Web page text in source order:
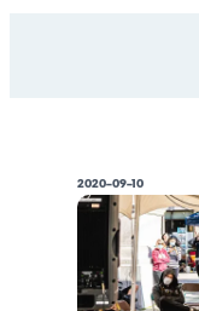
2020-09-10